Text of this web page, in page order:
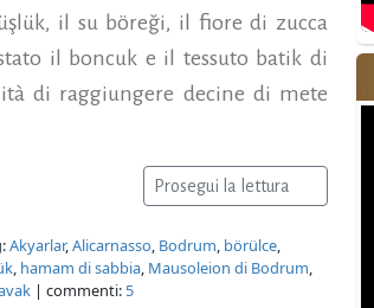
il su böreği, il fiore di zucca
il boncuk e il tessuto batik di
di raggiungere decine di mete
Prosegui la lettura
Akyarlar,Alicarnasso, Bodrum, börülce,
, hamam di sabbia, Mausoleion di Bodrum,
| commenti: 5